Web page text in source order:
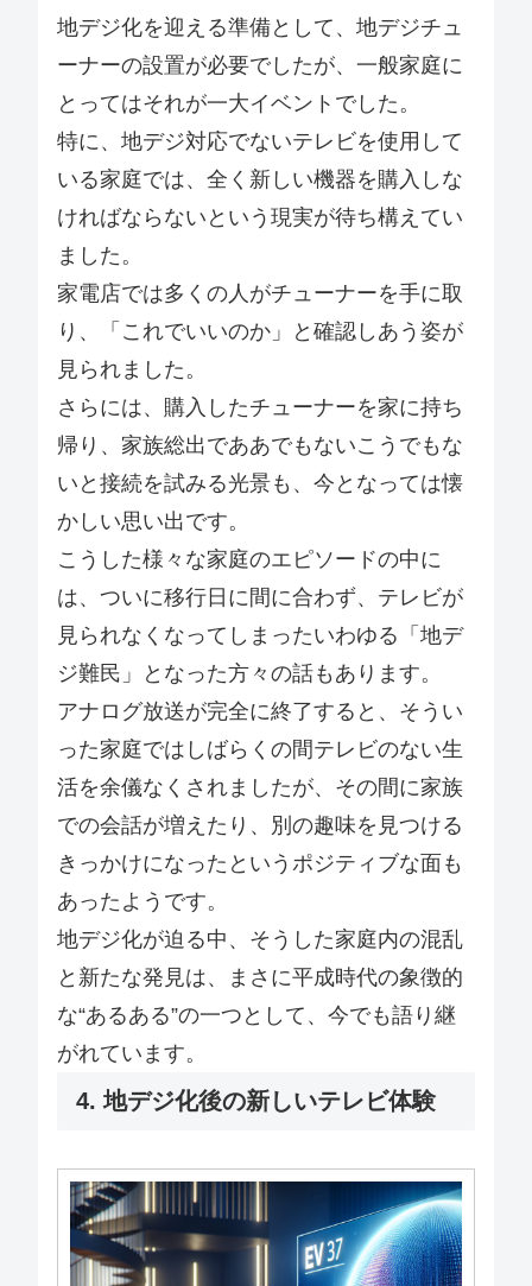
地デジ化を迎える準備として、地デジチュ
ーナーの設置が必要でしたが、一般家庭に
とってはそれが一大イベントでした。
特に、地デジ対応でないテレビを使用して
いる家庭では、全く新しい機器を購入しな
ければならないという現実が待ち構えてい
ました。
家電店では多くの人がチューナーを手に取
り、「これでいいのか」と確認しあう姿が
見られました。
さらには、購入したチューナーを家に持ち
帰り、家族総出でああでもないこうでもな
いと接続を試みる光景も、今となっては懐
かしい思い出です。
こうした様々な家庭のエピソードの中に
は、ついに移行日に間に合わず、テレビが
見られなくなってしまったいわゆる「地デ
ジ難民」となった方々の話もあります。
アナログ放送が完全に終了すると、そうい
った家庭ではしばらくの間テレビのない生
活を余儀なくされましたが、その間に家族
での会話が増えたり、別の趣味を見つける
きっかけになったというポジティブな面も
あったようです。
地デジ化が迫る中、そうした家庭内の混乱
と新たな発見は、まさに平成時代の象徴的
な“あるある”の一つとして、今でも語り継
がれています。
4. 地デジ化後の新しいテレビ体験